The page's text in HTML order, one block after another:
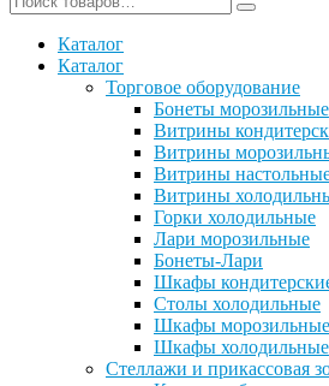
Каталог
Каталог
Торговое оборудование
Бонеты морозильные
Витрины
Витрины
Витрины
Витрины
Горки холодильные
Лари морозильные
Бонеты-Лари
Шкафы
Столы холодильные
Шкафы морозильные
Шкафы холодильные
Стеллажи и прикассовая